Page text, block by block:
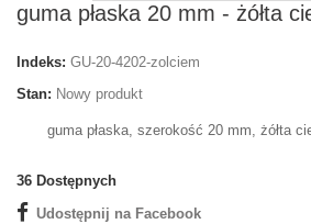
guma płaska 20 mm - żółta
Indeks: GU-20-4202-zolciem
Stan: Nowy produkt
guma płaska, szerokość 20 mm, żółta
36 Dostępnych
Udostępnij na Facebook